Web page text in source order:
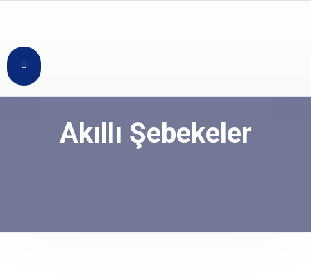
Akıllı Şebekeler